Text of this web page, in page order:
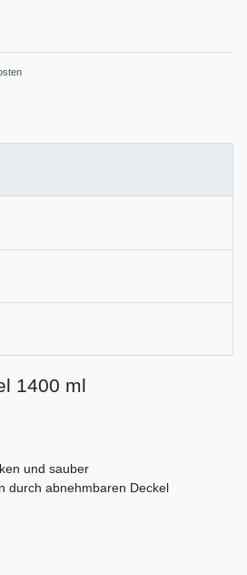
1400 ml
und sauber
durch abnehmbaren Deckel